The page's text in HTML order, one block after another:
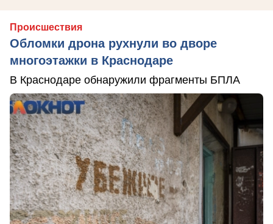
Происшествия
Обломки дрона рухнули во дворе
многоэтажки в Краснодаре
В Краснодаре обнаружили фрагменты БПЛА